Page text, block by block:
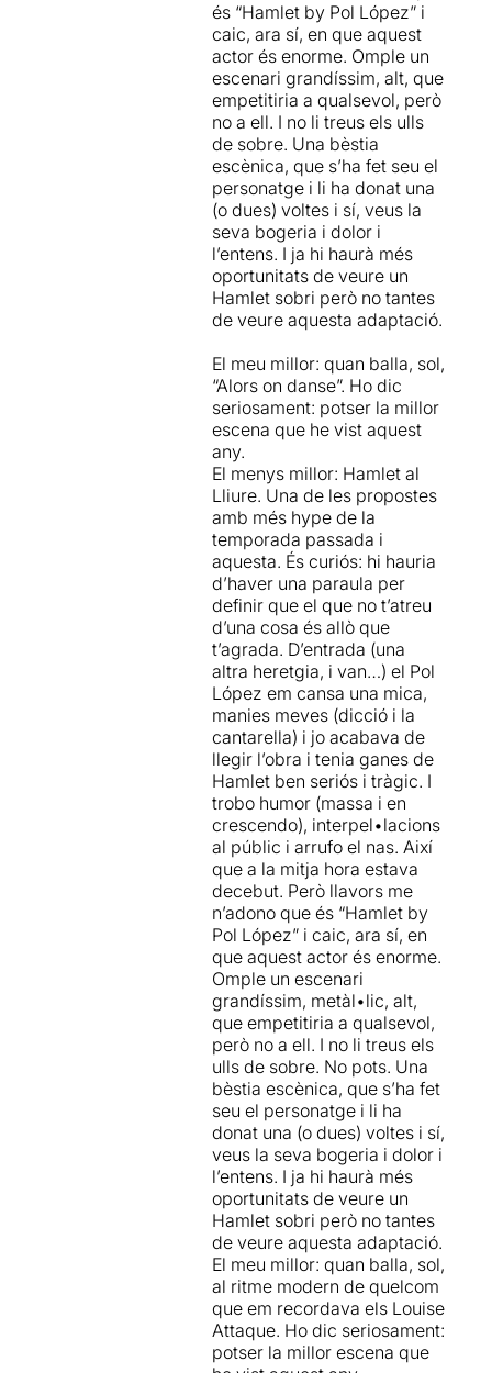
espectáculo valiente que se
atreve a romper la cuarta
pared y jugar con el sentido
del humor, poniendo
deliberadamente en peligro
su tono general. Sin
embargo, sale victorioso y
sabe recuperarse de sus
propios riesgos.
Acostumbrados a versiones
de los clásicos demasiado
académicas o, al contrario,
completamente trilladas, es
todo un placer disfrutar de
una propuesta hecha con
consigue que el texto nos
hable directamente a
nosotros de lo que somos y
de lo que sentimos ahora y
aquí.
Carrió la dirigeix amb
mestria, fent d’aquest
Hamletun espectacle
d’aquells que en diem rodó
i imprescindible.
–Estic segura quepassarà
la històriacom un dels
millors Hamlet que s’han
fet a casa nostra. D’aquells
que se’n parlarà. Llavors
podré dir: “Jo la vaig anar a
veure”.
–Pau Carrió ha agafat el
triat una part, i l’ha treballat
fins a donar-li un estil
propi. El resultat és una
versió extraordinària.
–L’escenografia de Sebastià
Brossa i Pau Carrió és
austera i freda, però de gran
utilitat i presència. És una
espècie de sala enorme,
folrada de grans blocs de
pedra, simulant el marbre
(fred, sobri i elegant), on
unes portes camuflades
entre les mateixes parets,
s’obren i es tanquen durant
la representació.
–El vestuari que ha triat
SílviaDelagneu, és del tot
actual, i s’adapta molt bé a
la versió contemporània que
se li ha volgut donar a l’obra.
M’ha agradat molt la bata
clínica que vesteix l’Ofèlia,
imitant un vestit estampat de
flors. L’he trobat realment
original.
-Pau Carrió ens mostra un
Hamlet actualitzat, però
sense perdre l’essència del
clàssic . Ens mostra un
Hamlet que s’angoixa,
pateix, plora, riu i fingeix
com qualsevol de nosaltres.
–Després de l’èxit d’Enric V,
Pau Carrió ho tenia molt clar,
el seu Hamlet no podia ser
un altre que en Pol López.
Creieu-me si us dic que l’ha
tornat a encertar de totes
totes.La interpretació de
Pol López és brutal,
extraordinària! És
és “Hamlet by Pol López” i
caic, ara sí, en que aquest
actor és enorme. Omple un
escenari grandíssim, alt, que
empetitiria a qualsevol, però
no a ell. I no li treus els ulls
de sobre. Una bèstia
escènica, que s’ha fet seu el
personatge i li ha donat una
(o dues) voltes i sí, veus la
seva bogeria i dolor i
l’entens. I ja hi haurà més
oportunitats de veure un
Hamlet sobri però no tantes
de veure aquesta adaptació.
El meu millor: quan balla, sol,
“Alors on danse”. Ho dic
seriosament: potser la millor
escena que he vist aquest
any.
El menys millor: Hamlet al
Lliure. Una de les propostes
amb més hype de la
temporada passada i
aquesta. És curiós: hi hauria
d’haver una paraula per
definir que el que no t’atreu
d’una cosa és allò que
t’agrada. D’entrada (una
altra heretgia, i van…) el Pol
López em cansa una mica,
manies meves (dicció i la
cantarella) i jo acabava de
llegir l’obra i tenia ganes de
Hamlet ben seriós i tràgic. I
trobo humor (massa i en
crescendo), interpel•lacions
al públic i arrufo el nas. Així
que a la mitja hora estava
decebut. Però llavors me
n’adono que és “Hamlet by
Pol López” i caic, ara sí, en
que aquest actor és enorme.
Omple un escenari
grandíssim, metàl•lic, alt,
que empetitiria a qualsevol,
però no a ell. I no li treus els
ulls de sobre. No pots. Una
bèstia escènica, que s’ha fet
seu el personatge i li ha
donat una (o dues) voltes i sí,
veus la seva bogeria i dolor i
l’entens. I ja hi haurà més
oportunitats de veure un
Hamlet sobri però no tantes
de veure aquesta adaptació.
El meu millor: quan balla, sol,
al ritme modern de quelcom
que em recordava els Louise
Attaque. Ho dic seriosament:
potser la millor escena que